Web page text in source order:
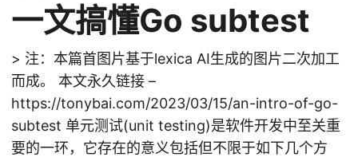
一文搞懂Go subtest
> 注：本篇首图片基于lexica AI生成的图片二次加工
而成。 本文永久链接 –
https://tonybai.com/2023/03/15/an-intro-of-go-
subtest 单元测试(unit testing)是软件开发中至关重
要的一环，它存在的意义包括但不限于如下几个方